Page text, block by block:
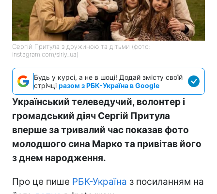
Сергій Притула з дружиною та дітьми (фото:
instagram.com/siriy_ua)
Будь у курсі, а не в шоці! Додай змісту своїй
стрічці разом з РБК-Україна в Google
Український телеведучий, волонтер і
громадський діяч Сергій Притула
вперше за тривалий час показав фото
молодшого сина Марко та привітав його
з днем народження.
Про це пише РБК-Україна з посиланням на